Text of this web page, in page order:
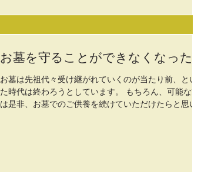
お墓を守ることができなくなったら
お墓は先祖代々受け継がれていくのが当たり前、といっ
た時代は終わろうとしています。 もちろん、可能な方
は是非、お墓でのご供養を続けていただけたらと思いま